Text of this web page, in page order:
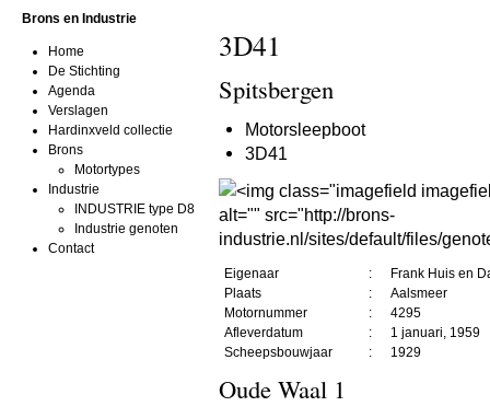
Brons en Industrie
3D41
Spitsbergen
Motorsleepboot
3D41
Eigenaar :
Frank Huis en
Plaats
:
Aalsmeer
Motornummer
:
4295
Afleverdatum
:
1 januari, 1959
Scheepsbouwjaar
: 1929
Oude Waal 1
Home
De Stichting
Agenda
Verslagen
Hardinxveld collectie
Brons
Motortypes
Industrie
INDUSTRIE type D8
Industrie genoten
Contact